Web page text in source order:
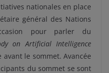
nationales en place
général des Nations
pour parler du
on Artificial Intelligence
le sommet. Avancée
du sommet se sont